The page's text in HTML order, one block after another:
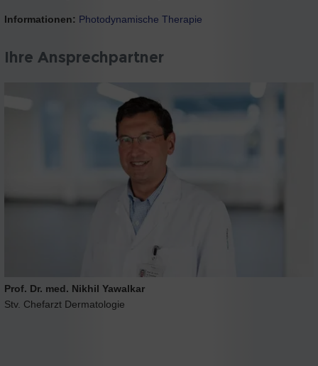
Informationen: Photodynamische Therapie
Ihre Ansprechpartner
Prof. Dr. med. Nikhil Yawalkar
Stv. Chefarzt Dermatologie